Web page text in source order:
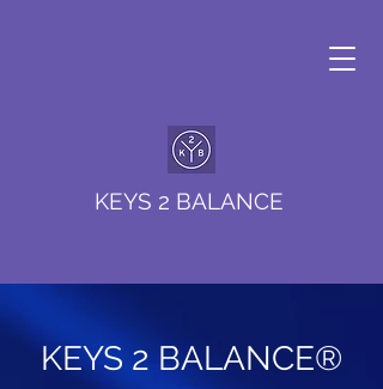
KEYS 2 BALANCE
KEYS 2 BALANCE®